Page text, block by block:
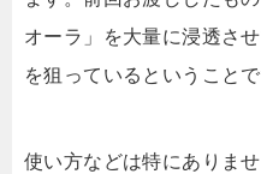
オーラ」を大量に浸透さ
を狙っているということで
使い方などは特にありま